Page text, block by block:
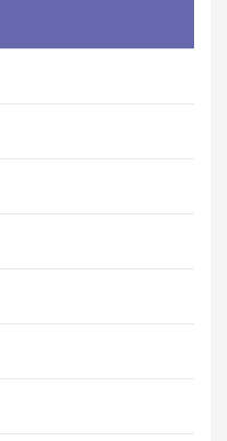
网站，
cambridge-
日期后一个月内公布。
电汇、银行本票。
PTE LTD
应支付的课程费用。
取学费时遵守这些监管
定和要求的信息。课程费
电汇、银行本票。